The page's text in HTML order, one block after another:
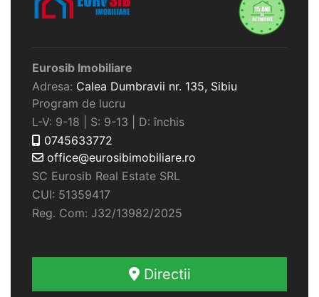
Eurosib Imobiliare
Adresa: Calea Dumbravii nr. 135, Sibiu
Program de lucru
L-V: 9-18 | S: 9-13 | D: închis
0745633772
office@eurosibimobiliare.ro
SC Eurosib Real Estate SRL
CUI: 51359417
Reg. Com: J32/13982/2025
Directii